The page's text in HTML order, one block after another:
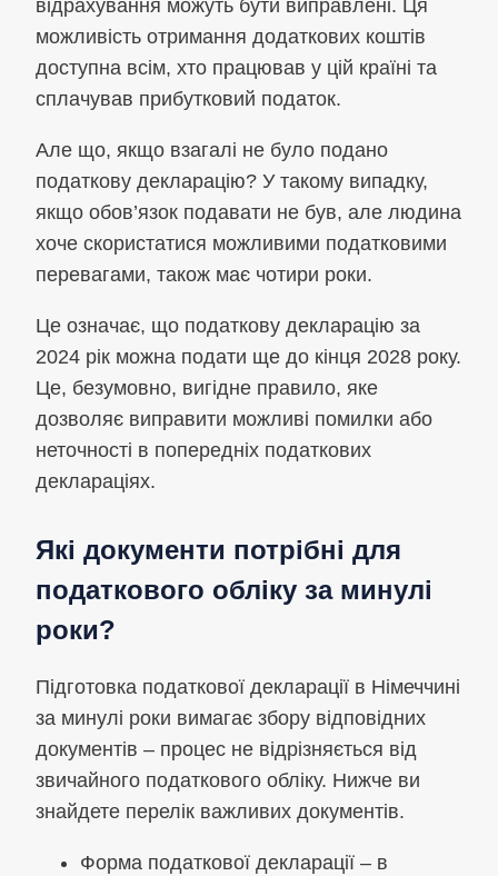
відрахування можуть бути виправлені. Ця
можливість отримання додаткових коштів
доступна всім, хто працював у цій країні та
сплачував прибутковий податок.
Але що, якщо взагалі не було подано
податкову декларацію? У такому випадку,
якщо обов’язок подавати не був, але людина
хоче скористатися можливими податковими
перевагами, також має чотири роки.
Це означає, що податкову декларацію за
2024 рік можна подати ще до кінця 2028 року.
Це, безумовно, вигідне правило, яке
дозволяє виправити можливі помилки або
неточності в попередніх податкових
деклараціях.
Які документи потрібні для
податкового обліку за минулі
роки?
Підготовка податкової декларації в Німеччині
за минулі роки вимагає збору відповідних
документів – процес не відрізняється від
звичайного податкового обліку. Нижче ви
знайдете перелік важливих документів.
Форма податкової декларації – в